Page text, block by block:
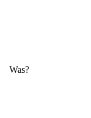
Was?